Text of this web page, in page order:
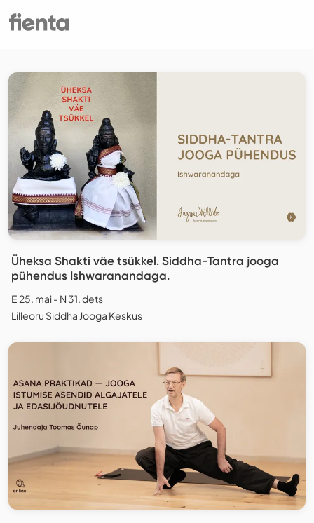
Üheksa Shakti väe tsükkel. Siddha-Tantra jooga
pühendus Ishwaranandaga.
E 25. mai - N 31. dets
Lilleoru Siddha Jooga Keskus